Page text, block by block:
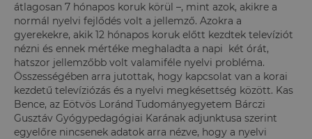
átlagosan 7 hónapos koruk körül –, mint azok, akikre a
normál nyelvi fejlődés volt a jellemző. Azokra a
gyerekekre, akik 12 hónapos koruk előtt kezdtek televíziót
nézni és ennek mértéke meghaladta a napi két órát,
hatszor jellemzőbb volt valamiféle nyelvi probléma.
Összességében arra jutottak, hogy kapcsolat van a korai
kezdetű televíziózás és a nyelvi megkésettség között. Kas
Bence, az Eötvös Loránd Tudományegyetem Bárczi
Gusztáv Gyógypedagógiai Karának adjunktusa szerint
egyelőre nincsenek adatok arra nézve, hogy a nyelvi